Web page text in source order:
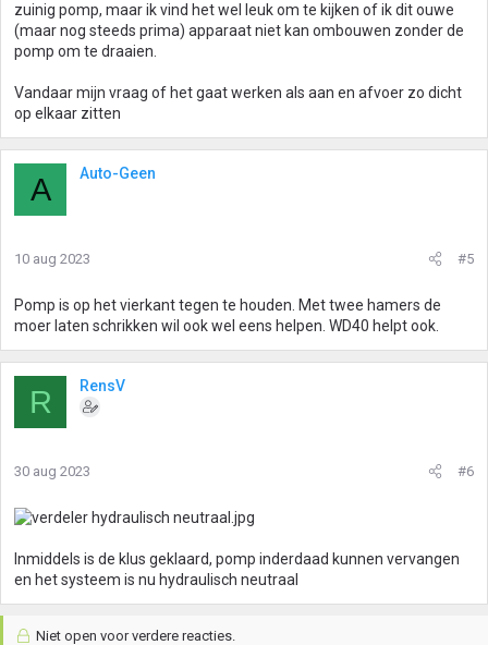
zuinig pomp, maar ik vind het wel leuk om te kijken of ik dit ouwe
(maar nog steeds prima) apparaat niet kan ombouwen zonder de
pomp om te draaien.
Vandaar mijn vraag of het gaat werken als aan en afvoer zo dicht
op elkaar zitten
A Auto-Geen
10 aug 2023 #5
Pomp is op het vierkant tegen te houden. Met twee hamers de
moer laten schrikken wil ook wel eens helpen. WD40 helpt ook.
R RensV
30 aug 2023 #6
Inmiddels is de klus geklaard, pomp inderdaad kunnen vervangen
en het systeem is nu hydraulisch neutraal
Niet open voor verdere reacties.